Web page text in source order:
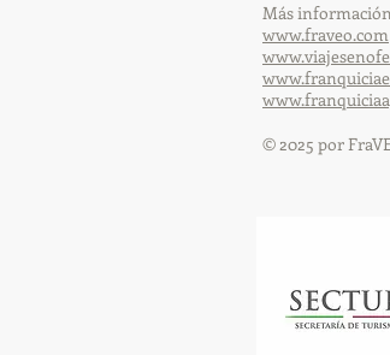
Más
www.fraveo.com
© 2025 por